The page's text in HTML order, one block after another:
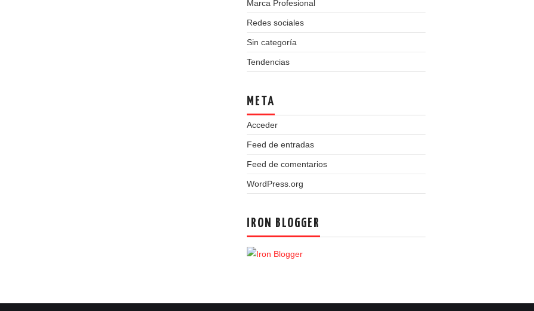
Marca Profesional
Redes sociales
Sin categoría
Tendencias
META
Acceder
Feed de entradas
Feed de comentarios
WordPress.org
IRON BLOGGER